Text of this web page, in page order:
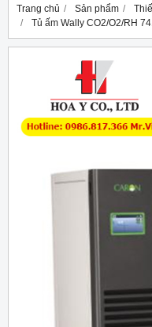
Trang chủ Sản phẩm
Tủ ấm Wally CO2/O2/RH